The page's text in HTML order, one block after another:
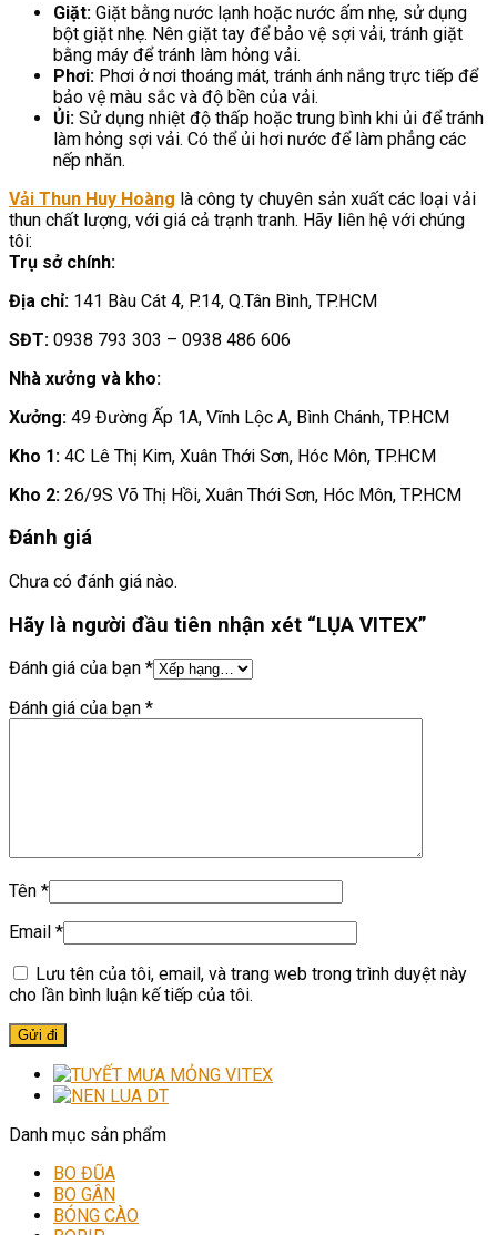
Giặt: Giặt bằng nước lạnh hoặc nước ấm nhẹ, sử dụng
bột giặt nhẹ. Nên giặt tay để bảo vệ sợi vải, tránh giặt
bằng máy để tránh làm hỏng vải.
Phơi: Phơi ở nơi thoáng mát, tránh ánh nắng trực tiếp để
bảo vệ màu sắc và độ bền của vải.
Ủi: Sử dụng nhiệt độ thấp hoặc trung bình khi ủi để tránh
làm hỏng sợi vải. Có thể ủi hơi nước để làm phẳng các
nếp nhăn.
Vải Thun Huy Hoàng là công ty chuyên sản xuất các loại vải
thun chất lượng, với giá cả trạnh tranh. Hãy liên hệ với chúng
tôi:
Trụ sở chính:
Địa chỉ: 141 Bàu Cát 4, P.14, Q.Tân Bình, TP.HCM
SĐT: 0938 793 303 – 0938 486 606
Nhà xưởng và kho:
Xưởng: 49 Đường Ấp 1A, Vĩnh Lộc A, Bình Chánh, TP.HCM
Kho 1: 4C Lê Thị Kim, Xuân Thới Sơn, Hóc Môn, TP.HCM
Kho 2: 26/9S Võ Thị Hồi, Xuân Thới Sơn, Hóc Môn, TP.HCM
Đánh giá
Chưa có đánh giá nào.
Hãy là người đầu tiên nhận xét “LỤA VITEX”
Đánh giá của bạn *
Đánh giá của bạn *
Tên *
Email *
Lưu tên của tôi, email, và trang web trong trình duyệt này
cho lần bình luận kế tiếp của tôi.
Danh mục sản phẩm
BO ĐŨA
BO GÂN
BÓNG CÀO